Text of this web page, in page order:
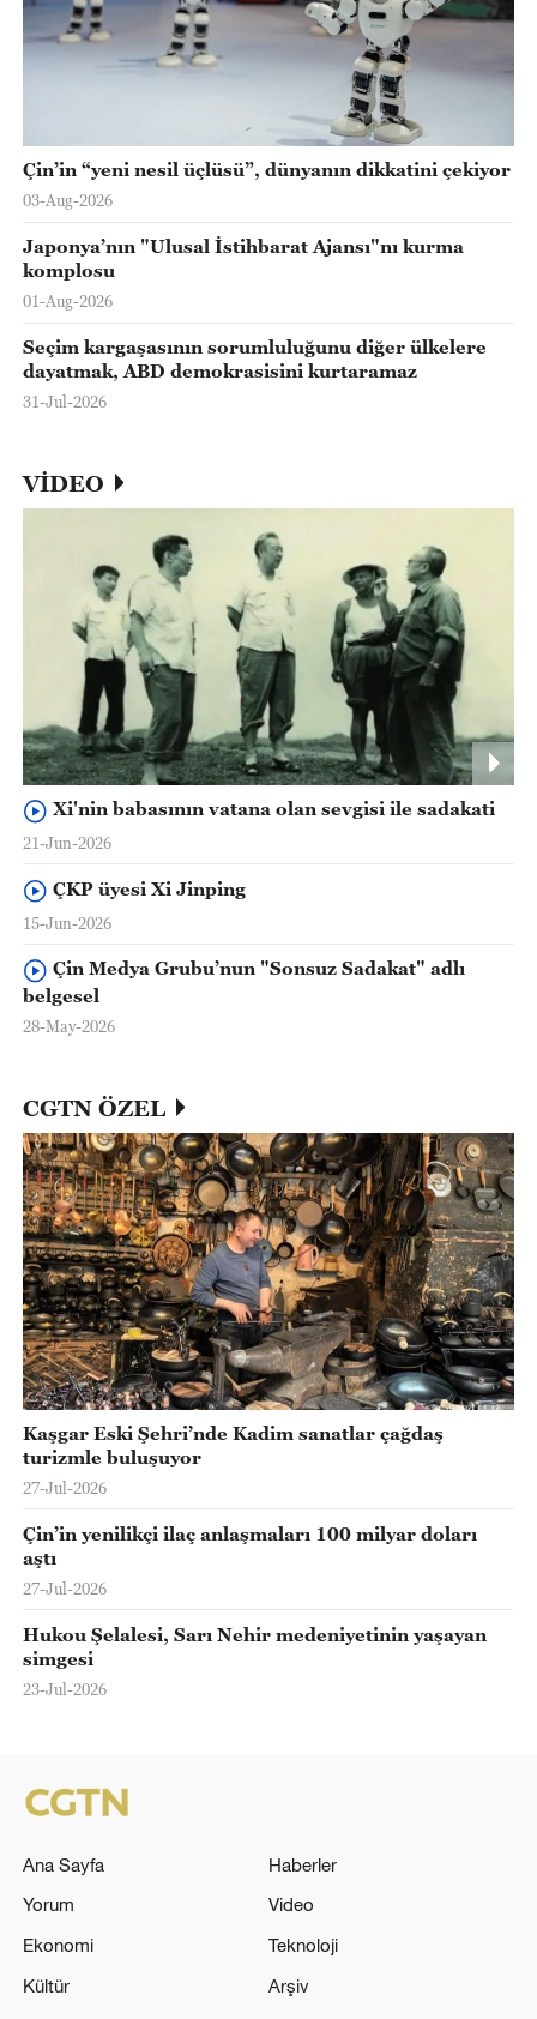
Çin’in “yeni nesil üçlüsü”, dünyanın dikkatini çekiyor
03-Aug-2026
Japonya’nın "Ulusal İstihbarat Ajansı"nı kurma
komplosu
01-Aug-2026
Seçim kargaşasının sorumluluğunu diğer ülkelere
dayatmak, ABD demokrasisini kurtaramaz
31-Jul-2026
VİDEO
Xi'nin babasının vatana olan sevgisi ile sadakati
21-Jun-2026
ÇKP üyesi Xi Jinping
15-Jun-2026
Çin Medya Grubu’nun "Sonsuz Sadakat" adlı
belgesel
28-May-2026
CGTN ÖZEL
Kaşgar Eski Şehri’nde Kadim sanatlar çağdaş
turizmle buluşuyor
27-Jul-2026
Çin’in yenilikçi ilaç anlaşmaları 100 milyar doları
aştı
27-Jul-2026
Hukou Şelalesi, Sarı Nehir medeniyetinin yaşayan
simgesi
23-Jul-2026
Ana Sayfa
Haberler
Yorum
Video
Ekonomi
Teknoloji
Kültür
Arşiv